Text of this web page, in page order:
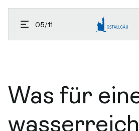
Menü öffnen
05/11
Was für